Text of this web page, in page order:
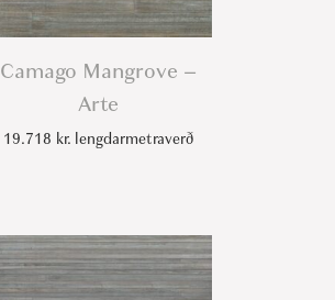
Camago Mangrove –
Arte
19.718 kr.lengdarmetraverð